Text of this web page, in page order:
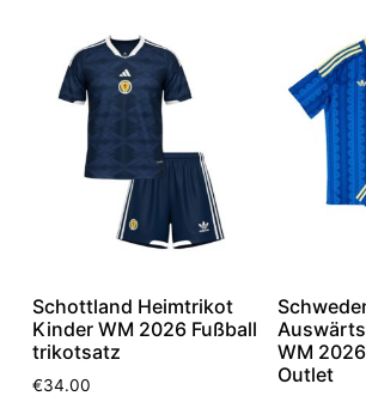
Schottland Heimtrikot
Kinder WM 2026 Fußball
trikotsatz
€34.00
WM
Outlet